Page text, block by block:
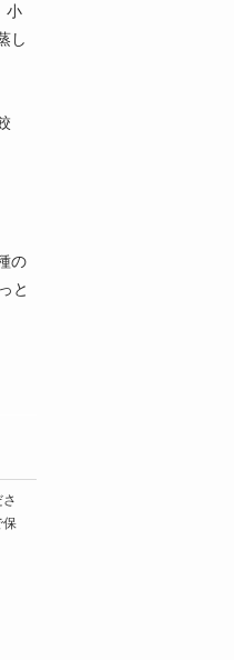
小
し
の
と
保